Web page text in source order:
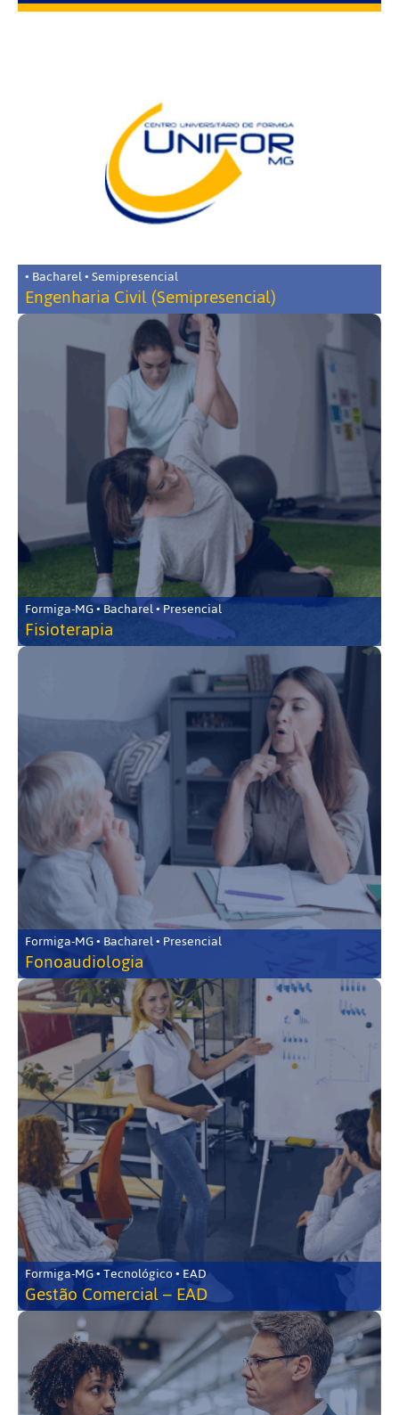
• Bacharel • Semipresencial
Engenharia Civil (Semipresencial)
Formiga-MG • Bacharel • Presencial
Fisioterapia
Formiga-MG • Bacharel • Presencial
Fonoaudiologia
Formiga-MG • Tecnológico • EAD
Gestão Comercial – EAD